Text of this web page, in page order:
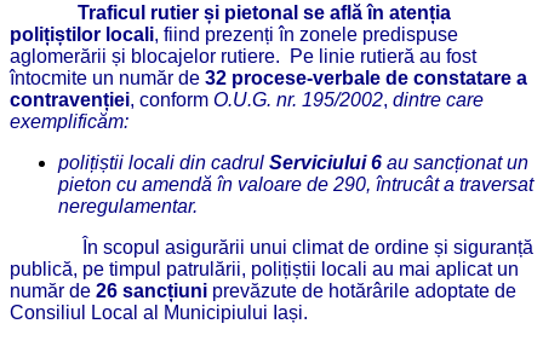
Traficul rutier și pietonal se află în atenția
polițiștilor locali, fiind prezenți în zonele predispuse
aglomerării și blocajelor rutiere. Pe linie rutieră au fost
întocmite un număr de 32 procese-verbale de constatare a
contravenției, conform O.U.G. nr. 195/2002, dintre care
exemplificăm:
polițiștii locali din cadrul Serviciului 6 au sancționat un
pieton cu amendă în valoare de 290, întrucât a traversat
neregulamentar.
În scopul asigurării unui climat de ordine și siguranță
publică, pe timpul patrulării, polițiștii locali au mai aplicat un
număr de 26 sancțiuni prevăzute de hotărârile adoptate de
Consiliul Local al Municipiului Iași.